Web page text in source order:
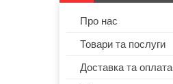
Про нас
Товари та послуги
Доставка та оплата